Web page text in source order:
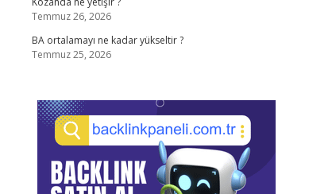
Temmuz 26, 2026
BA ortalamayı ne kadar yükseltir ?
Temmuz 25, 2026